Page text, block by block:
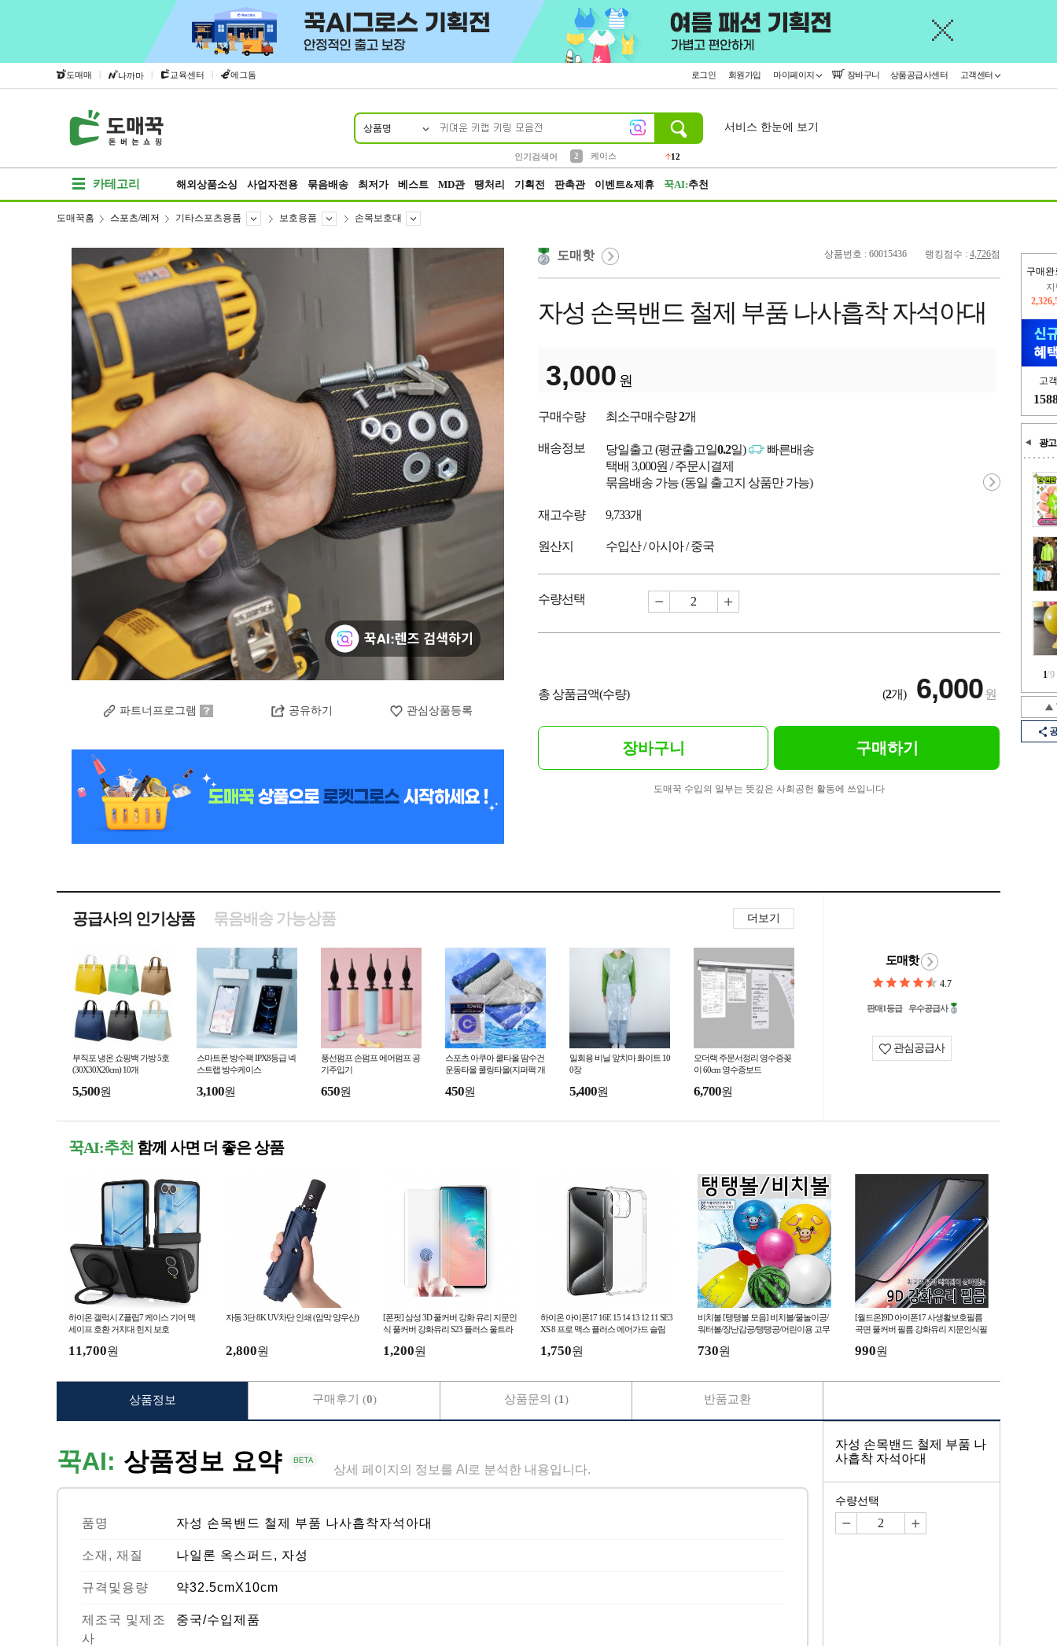
도매매 | 나까마 | 교육센터 | 에그돔 로그인 회원가입 마이페이지 장바구니 상품공급사센터 고객센터
상품명
인기검색어
2
케이스
12
서비스 한눈에 보기
카테고리 해외상품소싱 사업자전용 묶음배송 최저가 베스트 MD관 땡처리 기획전 판촉관 이벤트&제휴 꾹AI:추천
구매완
고
광고
1/9
도매꾹홈 스포츠/레저 기타스포츠용품 보호용품 손목보호대
파트너프로그램 공유하기 관심상품등록
상품번호 : 60015436 랭킹점수 : 4,726점
도매핫
자성 손목밴드 철제 부품 나사흡착 자석아대
3,000 원
구매수량 최소구매수량2개
배송정보 당일출고 (평균출고일0.2일)
빠른배송
택배 3,000원 / 주문시결제
묶음배송 가능 (동일 출고지 상품만 가능)
재고수량 9,733개
원산지 수입산 / 아시아 / 중국
수량선택
총 상품금액(수량) (2개) 6,000원
장바구니 구매하기
도매꾹 수입의 일부는 뜻깊은 사회공헌 활동에 쓰입니다
공급사의 인기상품 더보기
묶음배송 가능상품
부직포 냉온 쇼핑백 가방 5호
(30X30X20cm) 10개
5,500원
스마트폰 방수팩 IPX8등급 넥
스트랩 방수케이스
3,100원
풍선펌프 손펌프 에어펌프 공
기주입기
650원
스포츠 아쿠아 쿨타올 땀수건
운동타올 쿨링타올(지퍼팩 개
450원
일회용 비닐 앞치마 화이트 10
0장
5,400원
오더랙 주문서정리 영수증꽂
이 60cm 영수증보드
6,700원
도매핫
4.7
판매1등급 우수공급사
관심공급사
꾹AI:추천 함께 사면 더 좋은 상품
하이온 갤럭시 Z플립7 케이스 기어 맥
세이프 호환 거치대 힌지 보호
11,700원
자동 3단 8K UV차단 인쇄 (암막 양우산)
2,800원
[폰핏] 삼성 3D 풀커버 강화 유리 지문인
식 풀커버 강화유리 S23 플러스 울트라
1,200원
하이온 아이폰17 16E 15 14 13 12 11 SE3
XS 8 프로 맥스 플러스 에어가드 슬림
1,750원
비치볼 [탱탱볼 모음] 비치볼/물놀이공/
워터볼/장난감공/탱탱공/어린이용 고무
730원
[월드온]9D 아이폰17 사생활보호필름
곡면 풀커버 필름 강화유리 지문인식필
990원
꾹AI: 상품정보 요약 상세 페이지의 정보를 AI로 분석한 내용입니다.
품명 자성 손목밴드 철제 부품 나사흡착자석아대
소재, 재질 나일론 옥스퍼드, 자성
규격및용량 약32.5cmX10cm
제조국 및제조
사
중국/수입제품
상품정보 구매후기 (0) 상품문의 (1) 반품교환
자성 손목밴드 철제 부품 나
사흡착 자석아대
수량선택